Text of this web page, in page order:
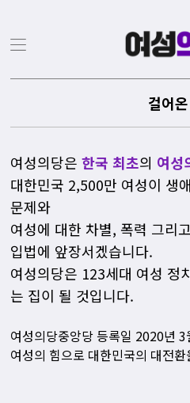
걸어
여성의당은한국 최초의 여성
대한민국 2,500만 여성이 생
문제와
여성에 대한 차별, 폭력 그리
입법에 앞장서겠습니다.
여성의당은 123세대 여성 정
는 집이 될 것입니다.
여성의당중앙당 등록일 2020년 3
여성의 힘으로 대한민국의 대전